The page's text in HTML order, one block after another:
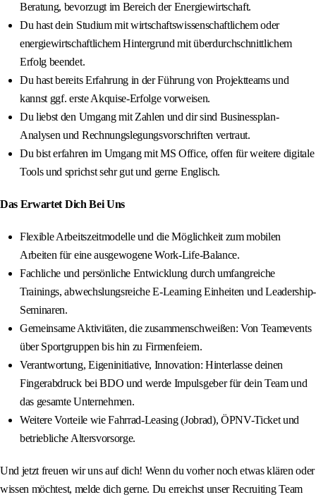
Beratung, bevorzugt im Bereich der Energiewirtschaft.
Du hast dein Studium mit wirtschaftswissenschaftlichem oder
energiewirtschaftlichem Hintergrund mit überdurchschnittlichem
Erfolg beendet.
Du hast bereits Erfahrung in der Führung von Projektteams und
kannst ggf. erste Akquise-Erfolge vorweisen.
Du liebst den Umgang mit Zahlen und dir sind Businessplan-
Analysen und Rechnungslegungsvorschriften vertraut.
Du bist erfahren im Umgang mit MS Office, offen für weitere digitale
Tools und sprichst sehr gut und gerne Englisch.
Das Erwartet Dich Bei Uns
Flexible Arbeitszeitmodelle und die Möglichkeit zum mobilen
Arbeiten für eine ausgewogene Work-Life-Balance.
Fachliche und persönliche Entwicklung durch umfangreiche
Trainings, abwechslungsreiche E-Learning Einheiten und Leadership-
Seminaren.
Gemeinsame Aktivitäten, die zusammenschweißen: Von Teamevents
über Sportgruppen bis hin zu Firmenfeiern.
Verantwortung, Eigeninitiative, Innovation: Hinterlasse deinen
Fingerabdruck bei BDO und werde Impulsgeber für dein Team und
das gesamte Unternehmen.
Weitere Vorteile wie Fahrrad-Leasing (Jobrad), ÖPNV-Ticket und
betriebliche Altersvorsorge.
Und jetzt freuen wir uns auf dich! Wenn du vorher noch etwas klären oder
wissen möchtest, melde dich gerne. Du erreichst unser Recruiting Team